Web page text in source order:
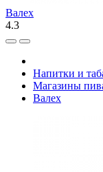
Валех
4.3
Напитки и
Магазины
Валех